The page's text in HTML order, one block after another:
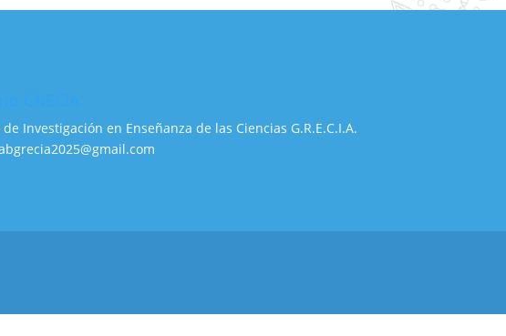
Investigación en Enseñanza de las Ciencias G.R.E.C.I.A.